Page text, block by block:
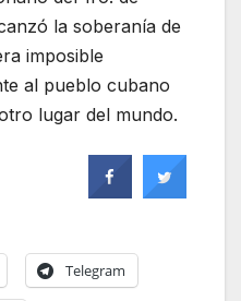
la soberanía de
imposible
al pueblo cubano
lugar del mundo.
Telegram